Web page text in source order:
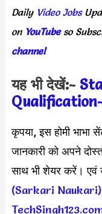
Daily Video Jobs
on YouTubeso
channel
यह भी देखें:-
कृपया, इस होमी
जानकारी को अपने
साथ भी शेयर करें। एवं
(Sarkari